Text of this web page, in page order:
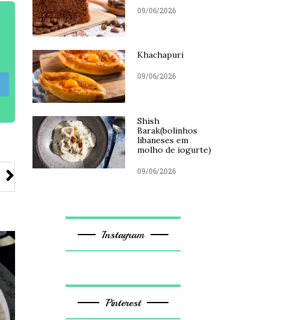
09/06/2026
Khachapuri
09/06/2026
Shish
Barak(bolinhos
libaneses em
molho de iogurte)
09/06/2026
Instagram
Pinterest